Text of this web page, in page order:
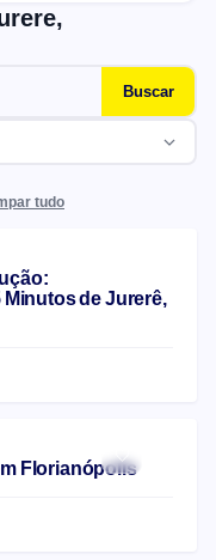
Buscar
tudo
de Jurerê,
Florianópolis